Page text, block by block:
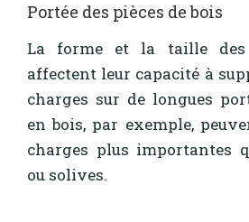
Portée des pièces de bois
La forme et la taille des
affectent leur capacité à
charges sur de longues
en bois, par exemple,
charges plus importantes
ou solives.